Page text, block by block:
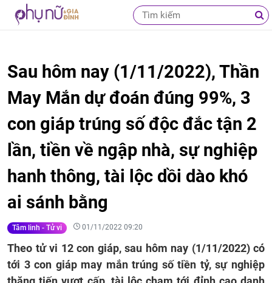
Sau hôm nay (1/11/2022), Thần
May Mắn dự đoán đúng 99%, 3
con giáp trúng số độc đắc tận 2
lần, tiền về ngập nhà, sự nghiệp
hanh thông, tài lộc dồi dào khó
ai sánh bằng
Tâm linh - Tử vi 01/11/2022 09:20
Theo tử vi 12 con giáp, sau hôm nay (1/11/2022) có
tới 3 con giáp may mắn trúng số tiền tỷ, sự nghiệp